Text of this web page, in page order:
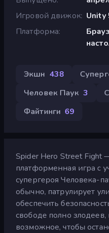
Игровой движок Unity
Платформа
Экшн 438
Человек Паук 3
Файтинги 69
Spider Hero Street Fight
платформенная игра с
супергероя Человека-
обычно, патрулирует
обеспечить
свободе полно
возможное, чтобы